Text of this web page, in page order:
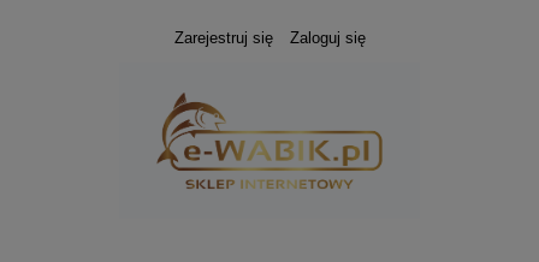
Zarejestruj się Zaloguj się